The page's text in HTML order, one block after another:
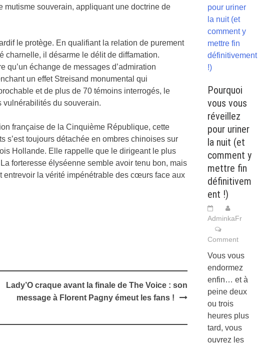
mutisme souverain, appliquant une doctrine de
le protège. En qualifiant la relation de purement
charnelle, il désarme le délit de diffamation.
qu’un échange de messages d’admiration
un effet Streisand monumental qui
et de plus de 70 témoins interrogés, le
vulnérabilités du souverain.
française de la Cinquième République, cette
s’est toujours détachée en ombres chinoises sur
Hollande. Elle rappelle que le dirigeant le plus
forteresse élyséenne semble avoir tenu bon, mais
entrevoir la vérité impénétrable des cœurs face aux
Lady’O craque avant la finale de The Voice : son
message à Florent Pagny émeut les fans !
Pourquoi
vous vous
réveillez
pour uriner
la nuit (et
comment y
mettre fin
définitivem
ent !)
AdminkaFr
Comment
Vous vous
endormez
enfin… et à
peine deux
ou trois
heures plus
tard, vous
ouvrez les